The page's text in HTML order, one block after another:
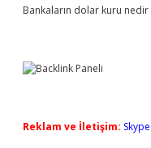
Bankaların dolar kuru nedir
Reklam ve İletişim: